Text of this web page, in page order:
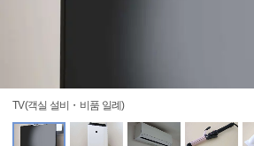
TV(객실 설비・비품 일례)